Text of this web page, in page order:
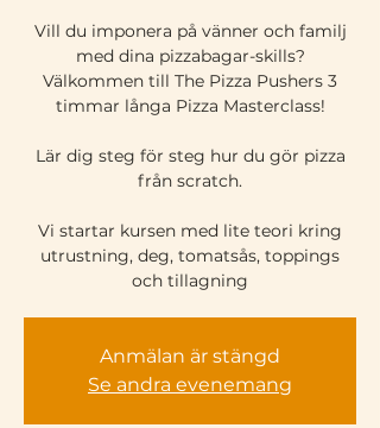
Vill du imponera på vänner och familj
med dina pizzabagar-skills?
Välkommen till The Pizza Pushers 3
timmar långa Pizza Masterclass!
Lär dig steg för steg hur du gör pizza
från scratch.
Vi startar kursen med lite teori kring
utrustning, deg, tomatsås, toppings
och tillagning
Anmälan är stängd
Se andra evenemang